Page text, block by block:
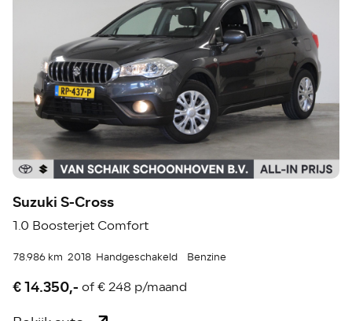
Suzuki S-Cross
1.0 Boosterjet Comfort
78.986 km 2018 Handgeschakeld Benzine
€ 14.350,- of€ 248 p/maand